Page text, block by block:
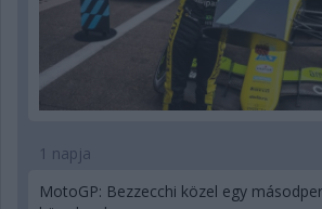
1 napja
MotoGP: Bezzecchi közel egy